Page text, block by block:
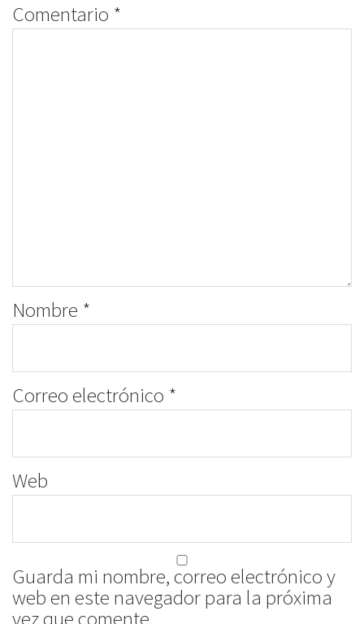
Comentario *
Nombre *
Correo electrónico *
Web
Guarda mi nombre, correo electrónico y
web en este navegador para la próxima
vez que comente.